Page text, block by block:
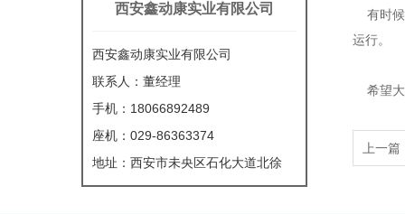
西安鑫动康实业有限公司
西安鑫动康实业有限公司
联系人：董经理
手机：18066892489
座机：029-86363374
地址：西安市未央区石化大道北徐
有时候
运行。
希望大
上一篇